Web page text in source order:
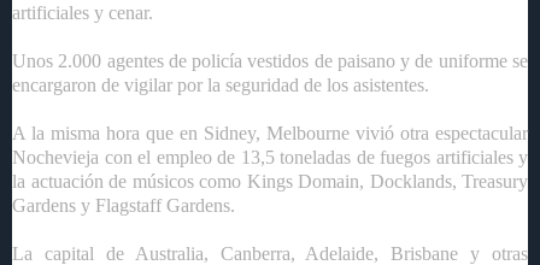
artificiales y cenar.
Unos 2.000 agentes de policía vestidos de paisano y de uniforme se
encargaron de vigilar por la seguridad de los asistentes.
A la misma hora que en Sidney, Melbourne vivió otra espectacular
Nochevieja con el empleo de 13,5 toneladas de fuegos artificiales y
la actuación de músicos como Kings Domain, Docklands, Treasury
Gardens y Flagstaff Gardens.
La capital de Australia, Canberra, Adelaide, Brisbane y otras